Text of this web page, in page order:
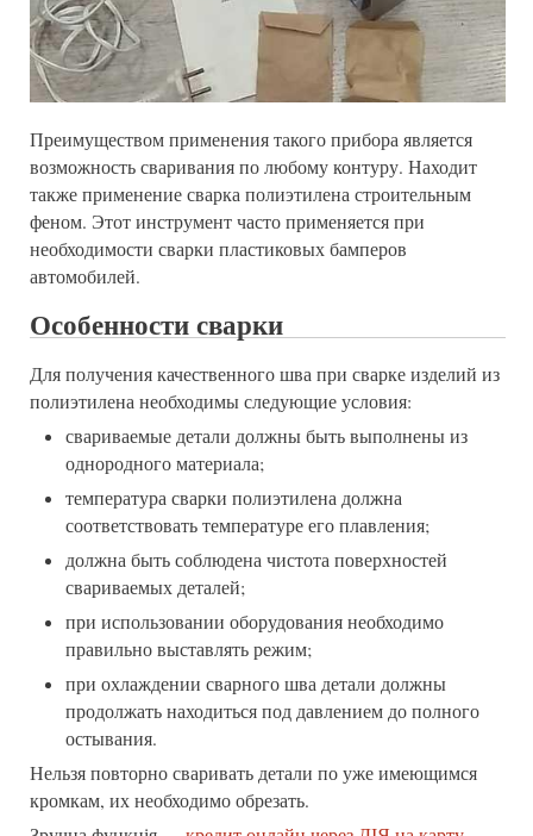
Преимуществом применения такого прибора является
возможность сваривания по любому контуру. Находит
также применение сварка полиэтилена строительным
феном. Этот инструмент часто применяется при
необходимости сварки пластиковых бамперов
автомобилей.
Особенности сварки
Для получения качественного шва при сварке изделий из
полиэтилена необходимы следующие условия:
свариваемые детали должны быть выполнены из
однородного материала;
температура сварки полиэтилена должна
соответствовать температуре его плавления;
должна быть соблюдена чистота поверхностей
свариваемых деталей;
при использовании оборудования необходимо
правильно выставлять режим;
при охлаждении сварного шва детали должны
продолжать находиться под давлением до полного
остывания.
Нельзя повторно сваривать детали по уже имеющимся
кромкам, их необходимо обрезать.